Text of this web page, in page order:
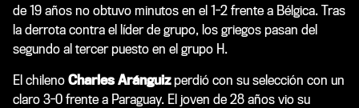
de 19 años no obtuvo minutos en el 1-2 frente a Bélgica. Tras
la derrota contra el líder de grupo, los griegos pasan del
segundo al tercer puesto en el grupo H.
El chileno Charles Aránguizperdió con su selección con un
claro 3-0 frente a Paraguay. El joven de 28 años vio su